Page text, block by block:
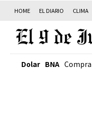
HOME EL DIARIO CLIMA
Dolar BNA Compra